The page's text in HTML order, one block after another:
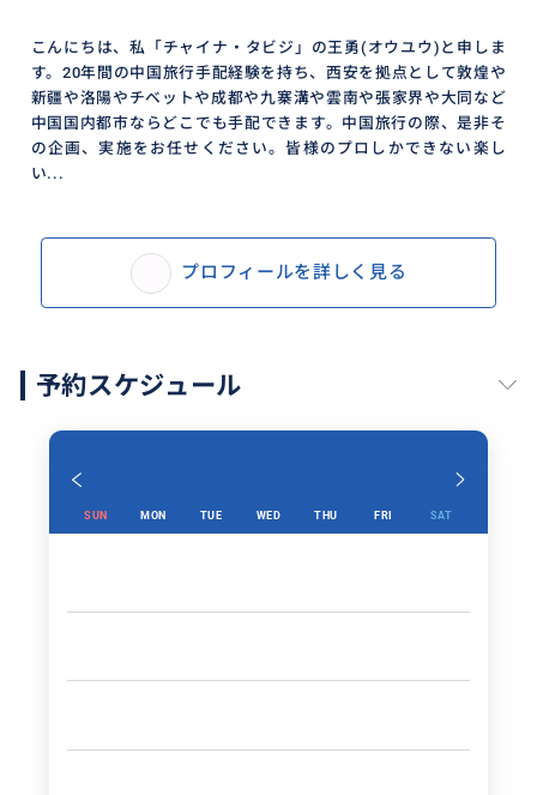
こんにちは、私「チャイナ・タビジ」の王勇(オウユウ)と申しま
す。20年間の中国旅行手配経験を持ち、西安を拠点として敦煌や
新疆や洛陽やチベットや成都や九寨溝や雲南や張家界や大同など
中国国内都市ならどこでも手配できます。中国旅行の際、是非そ
の企画、実施をお任せください。皆様のプロしかできない楽し
い...
プロフィールを詳しく見る
予約スケジュール
SUN MON TUE WED THU FRI SAT